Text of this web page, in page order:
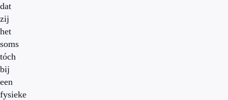
dat
zij
het
soms
tóch
bij
een
fysieke